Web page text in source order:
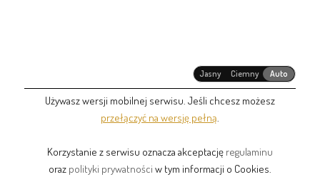
Jasny Ciemny Auto
Używasz wersji mobilnej serwisu. Jeśli chcesz możesz
przełączyć na wersję pełną
Korzystanie z serwisu oznacza akceptację regulaminu
oraz polityki prywatności w tym informacji o Cookies.